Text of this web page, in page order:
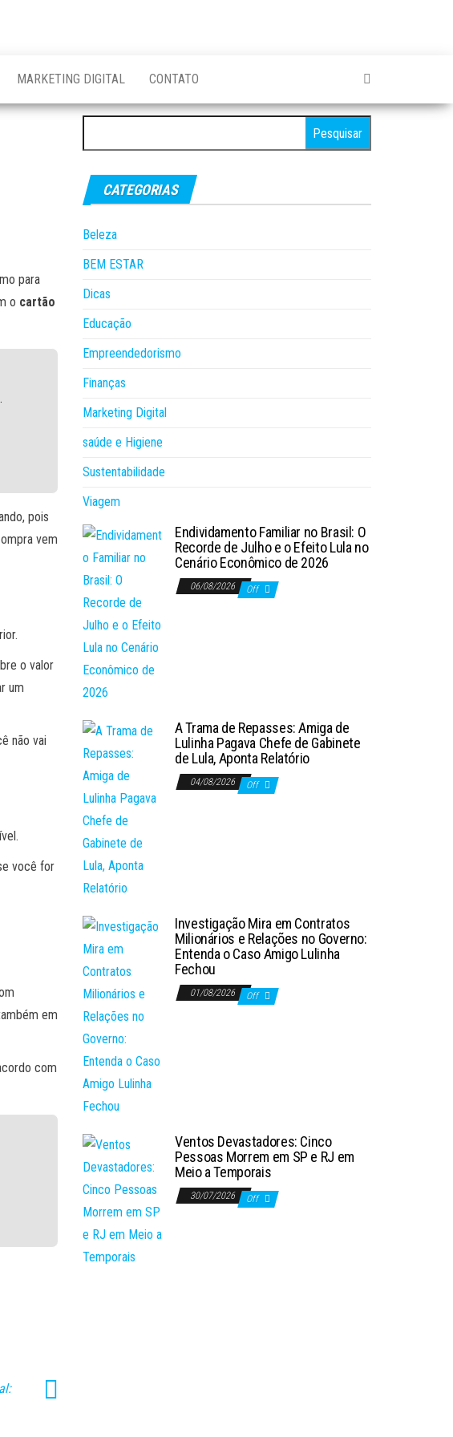
MARKETING DIGITAL CONTATO
para
o cartão
pois
vem
o valor
um
não vai
você for
em
com
por:
CATEGORIAS
Beleza
BEM ESTAR
Dicas
Educação
Empreendedorismo
Finanças
Marketing Digital
saúde e Higiene
Sustentabilidade
Viagem
Endividamento Familiar no Brasil: O
Recorde de Julho e o Efeito Lula no
Cenário Econômico de 2026
06/08/2026 Off
A Trama de Repasses: Amiga de
Lulinha Pagava Chefe de Gabinete
de Lula, Aponta Relatório
04/08/2026 Off
Investigação Mira em Contratos
Milionários e Relações no Governo:
Entenda o Caso Amigo Lulinha
Fechou
01/08/2026 Off
Ventos Devastadores: Cinco
Pessoas Morrem em SP e RJ em
Meio a Temporais
30/07/2026 Off